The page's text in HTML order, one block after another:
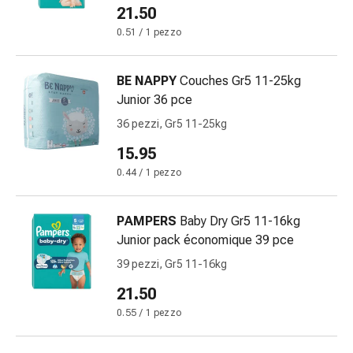
Igiene
dell'orecchio
Gocce
oftalmiche
Infiammazione
oculare
Medicazioni
oftalmiche
Igiene
oculare
Cuore,
circolazione
e
vasi
Cuore
21.50
0.51 / 1 pezzo
BE NAPPY Couches Gr5 11-25kg
Junior 36 pce
36 pezzi, Gr5 11-25kg
15.95
0.44 / 1 pezzo
PAMPERS Baby Dry Gr5 11-16kg
Junior pack économique 39 pce
39 pezzi, Gr5 11-16kg
21.50
0.55 / 1 pezzo